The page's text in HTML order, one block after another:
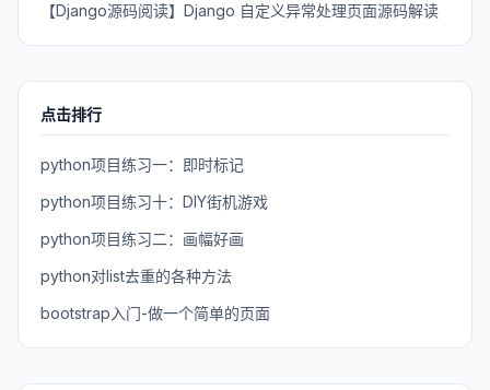
【Django源码阅读】Django 自定义异常处理页面源码解读
点击排行
python项目练习一：即时标记
python项目练习十：DIY街机游戏
python项目练习二：画幅好画
python对list去重的各种方法
bootstrap入门-做一个简单的页面